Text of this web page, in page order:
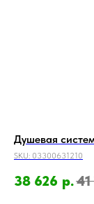
Душевая
SKU: 03300631210
38 626 р.